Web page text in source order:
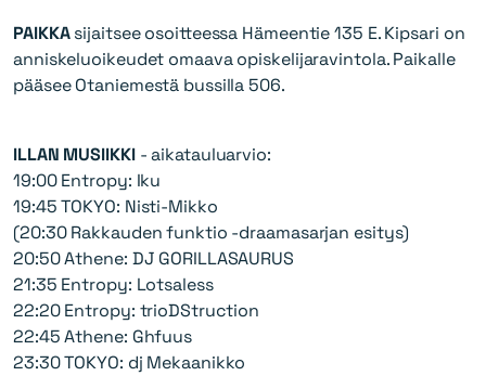
PAIKKAsijaitsee osoitteessa Hämeentie 135 E. Kipsari on
anniskeluoikeudet omaava opiskelijaravintola. Paikalle
pääsee Otaniemestä bussilla 506.
ILLAN MUSIIKKI- aikatauluarvio:
19:00 Entropy: Iku
19:45 TOKYO: Nisti-Mikko
(20:30 Rakkauden funktio -draamasarjan esitys)
20:50 Athene: DJ GORILLASAURUS
21:35 Entropy: Lotsaless
22:20 Entropy: trioDStruction
22:45 Athene: Ghfuus
23:30 TOKYO: dj Mekaanikko